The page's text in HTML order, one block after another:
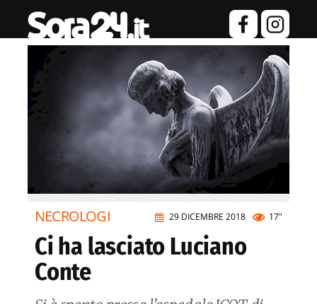
29 DICEMBRE 2018 17"
NECROLOGI
Ci ha lasciato Luciano
Conte